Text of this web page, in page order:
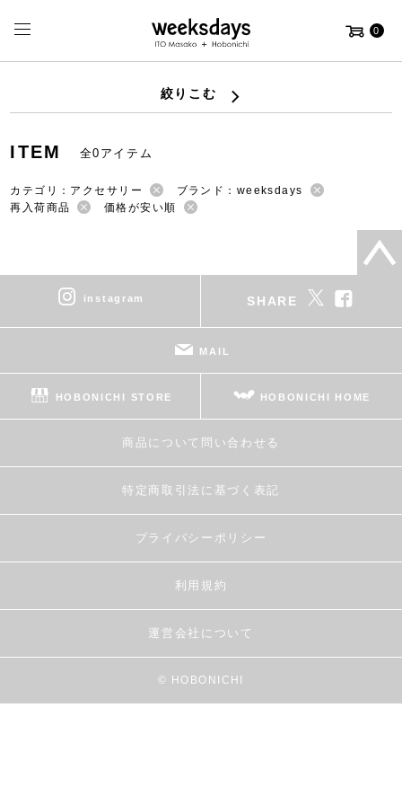
0
絞りこむ
ITEM 全0アイテム
カテゴリ：アクセサリー
ブランド：weeksdays
再入荷商品
価格が安い順
instagram SHARE
MAIL
HOBONICHI STORE HOBONICHI HOME
商品について問い合わせる
特定商取引法に基づく表記
プライバシーポリシー
利用規約
運営会社について
© HOBONICHI